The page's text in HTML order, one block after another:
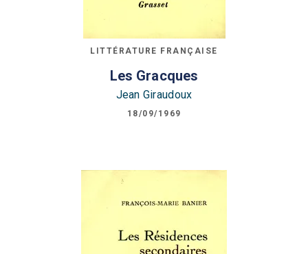
LITTÉRATURE FRANÇAISE
Les Gracques
Jean Giraudoux
18/09/1969